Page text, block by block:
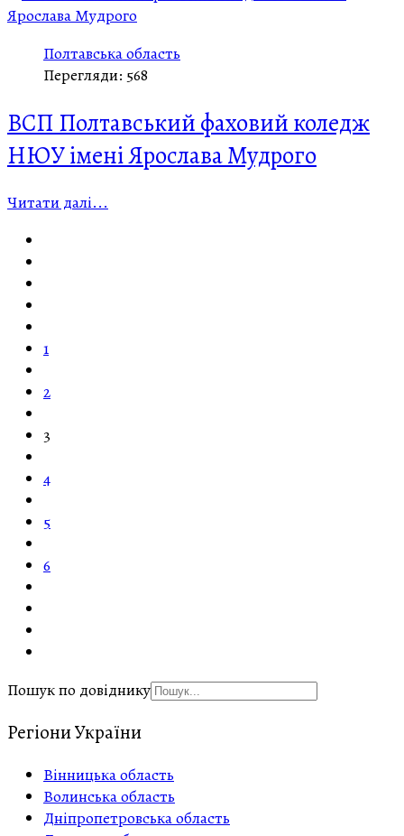
Полтавська область
Перегляди: 568
ВСП Полтавський фаховий коледж
НЮУ імені Ярослава Мудрого
Читати далі...
1
2
3
4
5
6
Пошук по довіднику
Регіони України
Вінницька область
Волинська область
Дніпропетровська область